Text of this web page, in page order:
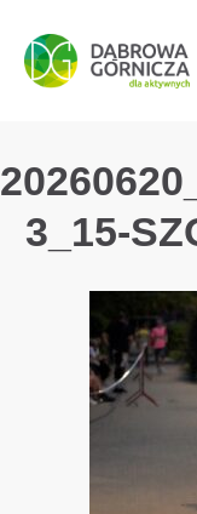
PRZEJDŹ DO
PRZEJDŹ DO
PRZEJDŹ DO
3_15-